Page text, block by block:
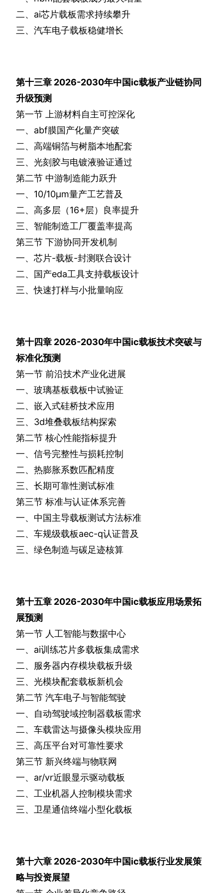
二、 ai芯片载板需求持续攀升
三、汽车电子载板稳健增长
第十三章 2026-2030年中国ic载板产业链协同
升级预测
第一节
上游材料自主可控深化
一、 abf膜国产化量产突破
二、高端铜箔与树脂本地配套
三、光刻胶与电镀液验证通过
第二节 中游制造能力跃升
一、 10/10μm量产工艺普及
二、高多层（16+层）良率提升
三、智能制造工厂覆盖率提高
第三节 下游协同开发机制
一、芯片-载板-封测联合设计
二、国产eda工具支持载板设计
三、快速打样与小批量响应
第十四章 2026-2030年中国ic载板技术突破与
标准化预测
第一节 前沿技术产业化进展
一、玻璃基板载板中试验证
二、嵌入式硅桥技术应用
三、 3d堆叠载板结构探索
第二节 核心性能指标提升
一、信号完整性与损耗控制
二、热膨胀系数匹配精度
三、长期可靠性测试标准
第三节 标准与认证体系完善
一、中国主导载板测试方法标准
二、车规级载板aec-q认证普及
三、绿色制造与碳足迹核算
第十五章 2026-2030年中国ic载板应用场景拓
展预测
第一节 人工智能与数据中心
一、 ai训练芯片多载板集成需求
二、服务器内存模块载板升级
三、光模块配套载板新机会
第二节 汽车电子与智能驾驶
一、自动驾驶域控制器载板需求
二、车载雷达与摄像头模块应用
三、高压平台对可靠性要求
第三节 新兴终端与物联网
一、 ar/vr近眼显示驱动载板
二、工业机器人控制模块需求
三、卫星通信终端小型化载板
第十六章 2026-2030年中国ic载板行业发展策
略与投资展望